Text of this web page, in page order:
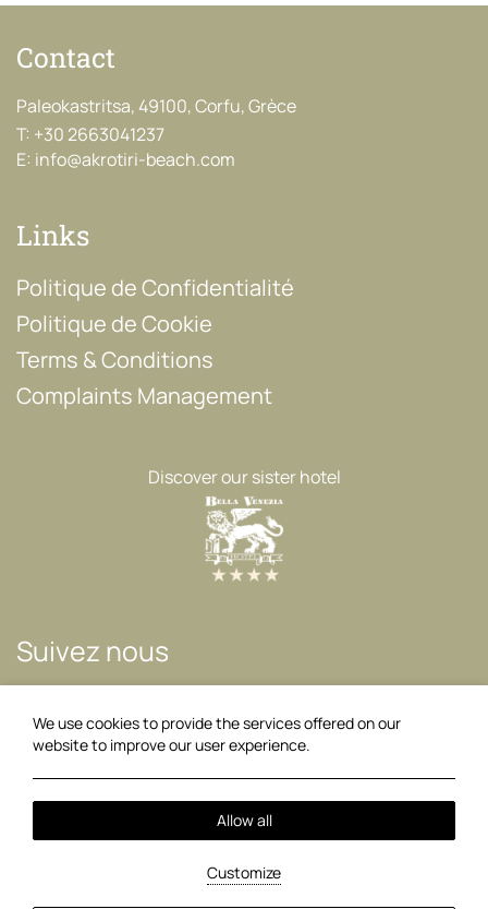
Contact
Paleokastritsa, 49100, Corfu, Grèce
T: +30 2663041237
E: info@akrotiri-beach.com
Links
Politique de Confidentialité
Politique de Cookie
Terms & Conditions
Complaints Management
Discover our sister hotel
Suivez nous
FacebookInstagram
Local Time: 11:06
2026 @ Akrotiri Beach Hotel.PRN: 0829K014A0062800.GCN:
by: HOTELWIZE
We use cookies to provide the services offered on our
website to improve our user experience.
Allow all
Customize